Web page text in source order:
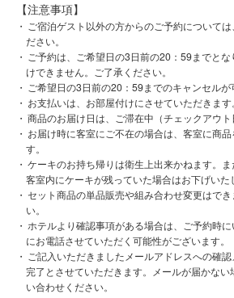
【注意事項】
ご宿泊ゲスト以外の方からのご予約について
ださい。
ご予約は、ご希望日の3日前の20：59までと
けできません。ご了承ください。
ご希望日の3日前の20：59までのキャンセルが
お支払いは、お部屋付けにさせていただきます。
商品のお届け日は、ご滞在中（チェックアウト
お届け時に客室にご不在の場合は、客室に商
す。
ケーキのお持ち帰りは衛生上出来かねます。
客室内にケーキが残っていた場合はお下げいた
セット商品の単品販売や組み合わせ変更はで
い。
ホテルより確認事項がある場合は、ご予約時
にお電話させていただく可能性がございます。
ご記入いただきましたメールアドレスへの確
完了とさせていただきます。メールが届かな
い合わせください。